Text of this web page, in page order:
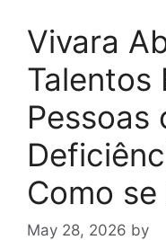
Vivara
Talentos
Pessoas
Como
May 28, 2026 by